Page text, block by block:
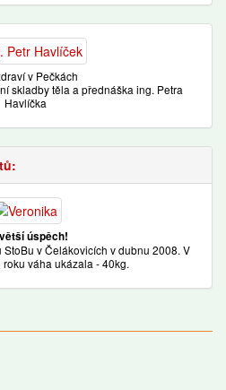
v Pečkách
skladby těla a přednáška ing. Petra
Havlíčka
úspěch!
v Čelákovicích v dubnu 2008. V
váha ukázala - 40kg.